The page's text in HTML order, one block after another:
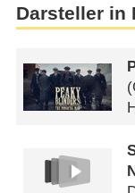
Darsteller in
(